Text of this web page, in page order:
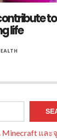
life
Minecraft แล